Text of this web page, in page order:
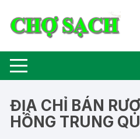
ĐỊA CHỈ BÁN
HỒNG TRUNG